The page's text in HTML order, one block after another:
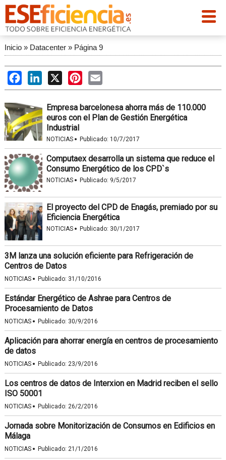
Inicio» Datacenter» Página 9
FacebookLinkedIn
X PinterestEmail
Empresa barcelonesa ahorra más de 110.000
euros con el Plan de Gestión Energética
Industrial
NOTICIAS · Publicado: 10/7/2017
Computaex desarrolla un sistema que reduce el
Consumo Energético de los CPD`s
NOTICIAS · Publicado: 9/5/2017
El proyecto del CPD de Enagás, premiado por su
Eficiencia Energética
NOTICIAS · Publicado: 30/1/2017
3M lanza una solución eficiente para Refrigeración de
Centros de Datos
NOTICIAS · Publicado: 31/10/2016
Estándar Energético de Ashrae para Centros de
Procesamiento de Datos
NOTICIAS · Publicado: 30/9/2016
Aplicación para ahorrar energía en centros de procesamiento
de datos
NOTICIAS · Publicado: 23/9/2016
Los centros de datos de Interxion en Madrid reciben el sello
ISO 50001
NOTICIAS · Publicado: 26/2/2016
Jornada sobre Monitorización de Consumos en Edificios en
Málaga
NOTICIAS · Publicado: 21/1/2016